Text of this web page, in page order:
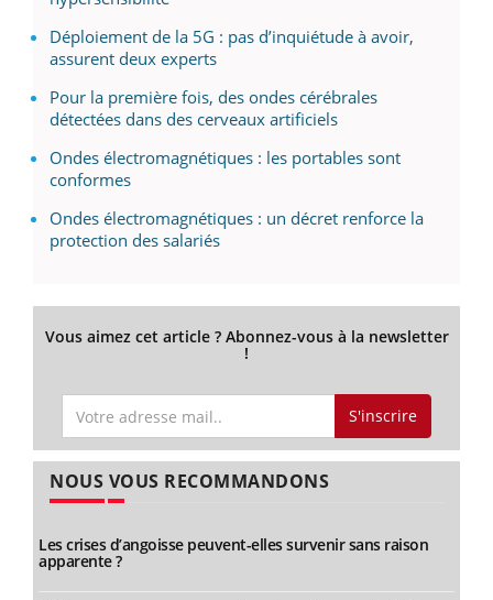
Déploiement de la 5G : pas d’inquiétude à avoir,
assurent deux experts
Pour la première fois, des ondes cérébrales
détectées dans des cerveaux artificiels
Ondes électromagnétiques : les portables sont
conformes
Ondes électromagnétiques : un décret renforce la
protection des salariés
Vous aimez cet article ? Abonnez-vous à la newsletter
!
S'inscrire
NOUS VOUS RECOMMANDONS
Les crises d’angoisse peuvent-elles survenir sans raison
apparente ?